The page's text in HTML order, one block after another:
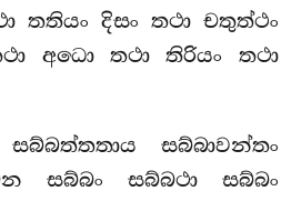
තතියං දිසං තථා චතුත්ථං
අධො තථා තිරියං තථා
සබ්බාවන්තං
සබ්බං සබ්බථා සබ්බං